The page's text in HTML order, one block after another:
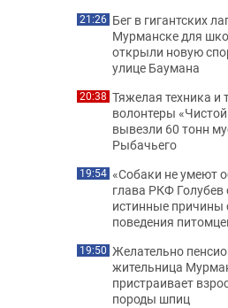
21:26 Бег в гигантских
Мурманске для
открыли новую
улице Баумана
20:38 Тяжелая техника и
волонтеры
вывезли 60 тонн
Рыбачьего
19:54 «Собаки не умеют
глава РКФ Голубев
истинные причины
поведения
19:50 Желательно
жительница
пристраивает
породы шпиц